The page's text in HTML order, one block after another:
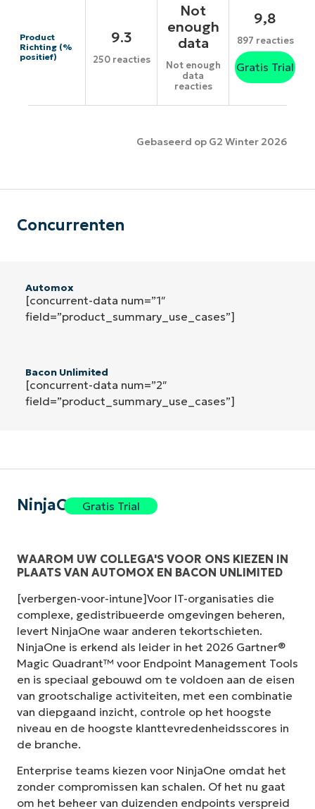
Product
Richting (%
positief)
9.3
250 reacties
Not
enough
data
Not enough
data
reacties
9,8
897 reacties
Gratis Trial
Gebaseerd op G2 Winter 2026
Concurrenten
Automox
[concurrent-data num=”1″
field=”product_summary_use_cases”]
Bacon Unlimited
[concurrent-data num=”2″
field=”product_summary_use_cases”]
NinjaOneGratis Trial
WAAROM UW COLLEGA'S VOOR ONS KIEZEN IN
PLAATS VAN AUTOMOX EN BACON UNLIMITED
[verbergen-voor-intune]Voor IT-organisaties die
complexe, gedistribueerde omgevingen beheren,
levert NinjaOne waar anderen tekortschieten.
NinjaOne is erkend als leider in het 2026 Gartner®
Magic Quadrant™ voor Endpoint Management Tools
en is speciaal gebouwd om te voldoen aan de eisen
van grootschalige activiteiten, met een combinatie
van diepgaand inzicht, controle op het hoogste
niveau en de hoogste klanttevredenheidsscores in
de branche.
Enterprise teams kiezen voor NinjaOne omdat het
zonder compromissen kan schalen. Of het nu gaat
om het beheer van duizenden endpoints verspreid